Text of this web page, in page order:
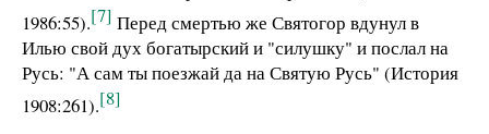
1986:55).[7] Перед смертью же Святогор вдунул в
Илью свой дух богатырский и "силушку" и послал на
Русь: "А сам ты поезжай да на Святую Русь" (История
1908:261).[8]